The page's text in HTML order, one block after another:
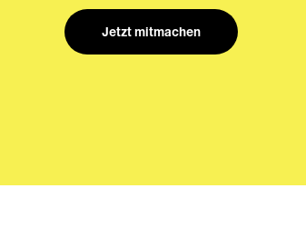
Jetzt mitmachen